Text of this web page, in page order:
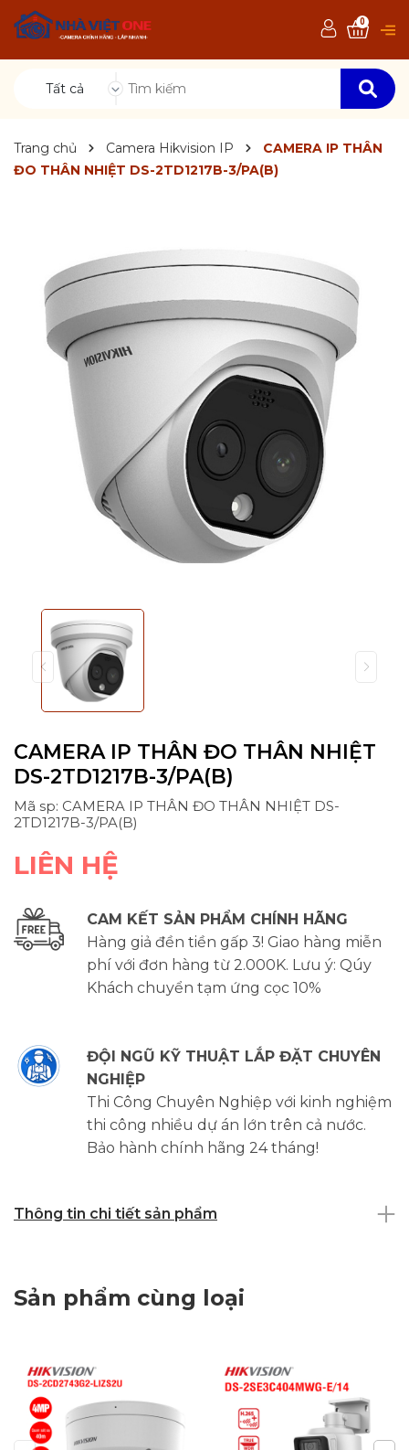
Tất cả
0
Trang chủ Camera Hikvision IP
CAMERA IP THÂN
ĐO THÂN NHIỆT DS-2TD1217B-3/PA(B)
CAMERA IP THÂN ĐO THÂN NHIỆT
DS-2TD1217B-3/PA(B)
Mã sp: CAMERA IP THÂN ĐO THÂN NHIỆT DS-
2TD1217B-3/PA(B)
LIÊN HỆ
CAM KẾT SẢN PHẨM CHÍNH HÃNG
Hàng giả đền tiền gấp 3! Giao hàng miễn
phí với đơn hàng từ 2.000K. Lưu ý: Qúy
Khách chuyển tạm ứng cọc 10%
ĐỘI NGŨ KỸ THUẬT LẮP ĐẶT CHUYÊN
NGHIỆP
Thi Công Chuyên Nghiệp với kinh nghiệm
thi công nhiều dự án lớn trên cả nước.
Bảo hành chính hãng 24 tháng!
Thông tin chi tiết sản phẩm
Sản phẩm cùng loại